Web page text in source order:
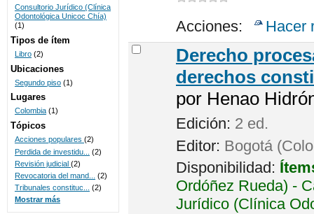
Acciones: Hacer
Derecho
derechos
por Henao
Edición: 2 ed.
Editor: Bogotá
Disponibilidad:
Ordóñez Rueda) -
Jurídico (Clínica
Consultorio Jurídico (Clínica
Odontológica Unicoc Chía)
(1)
Tipos de ítem
Libro (2)
Ubicaciones
Segundo piso (1)
Lugares
Colombia (1)
Tópicos
Acciones populares (2)
Perdida de investidu...
(2)
Revisión judicial (2)
Revocatoria del mand...
(2)
Tribunales constituc...
(2)
Mostrar más